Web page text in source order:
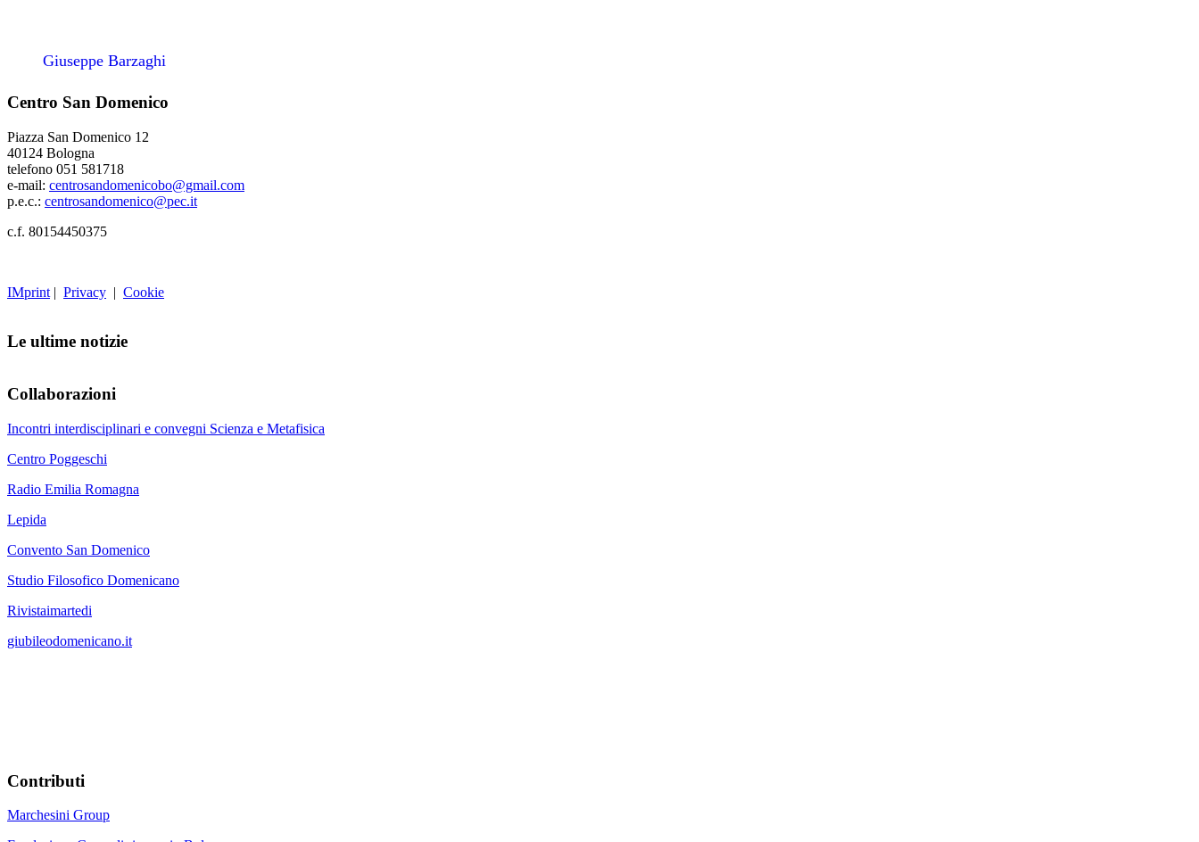
Giuseppe Barzaghi
Centro San Domenico
Piazza San Domenico 12
40124 Bologna
telefono 051 581718
e-mail: centrosandomenicobo@gmail.com
p.e.c.: centrosandomenico@pec.it
c.f. 80154450375
IMprint | Privacy | Cookie
Le ultime notizie
Collaborazioni
Incontri interdisciplinari e convegni Scienza e Metafisica
Centro Poggeschi
Radio Emilia Romagna
Lepida
Convento San Domenico
Studio Filosofico Domenicano
Rivistaimartedi
giubileodomenicano.it
Contributi
Marchesini Group